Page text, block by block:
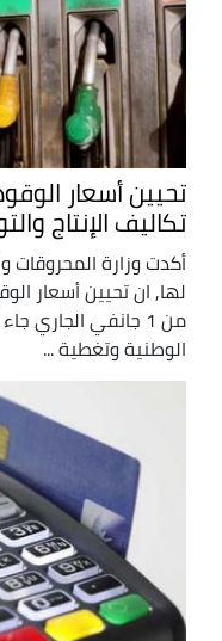
تحيين أسعار
تكاليف الإنتاج
أكدت وزارة المحروقات
لها, ان تحيين أسعار
من 1 جانفي الجاري
الوطنية وتغطية ...